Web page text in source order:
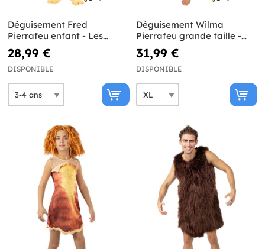
Déguisement Fred
Pierrafeu enfant - Les
Pierrafeu
28,99 €
DISPONIBLE
Déguisement Wilma
Pierrafeu grande taille -
Les Pierrafeu
31,99 €
DISPONIBLE